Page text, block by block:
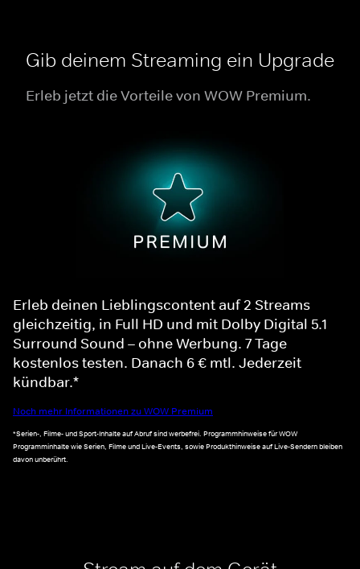
Gib deinem Streaming ein Upgrade
Erleb jetzt die Vorteile von WOW Premium.
Erleb deinen Lieblingscontent auf 2 Streams
gleichzeitig, in Full HD und mit Dolby Digital 5.1
Surround Sound – ohne Werbung. 7 Tage
kostenlos testen. Danach 6 € mtl. Jederzeit
kündbar.*
Noch mehr Informationen zu WOW Premium
*Serien-, Filme- und Sport-Inhalte auf Abruf sind werbefrei. Programmhinweise für WOW
Programminhalte wie Serien, Filme und Live-Events, sowie Produkthinweise auf Live-Sendern bleiben
davon unberührt.